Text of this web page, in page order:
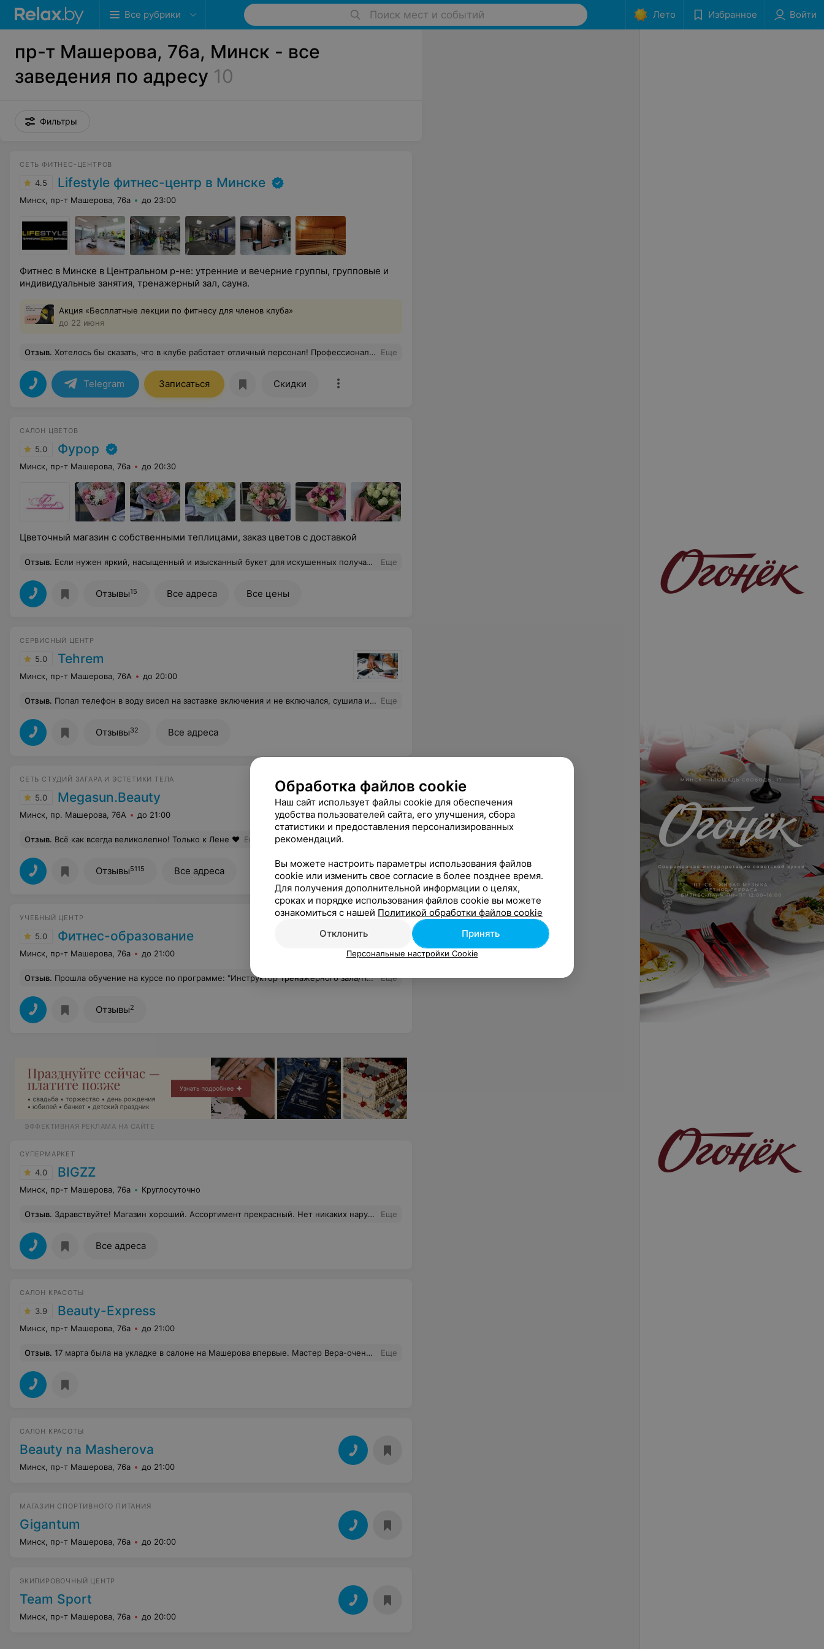
Все рубрики Поиск мест и событий Лето Избранное Войти
пр-т Машерова, 76а, Минск - все
заведения по адресу 10
Фильтры
СЕТЬ ФИТНЕС-ЦЕНТРОВ
4.5 Lifestyle фитнес-центр в Минске
Минск, пр-т Машерова, 76а до 23:00
Фитнес в Минске в Центральном р-не: утренние и вечерние группы, групповые и
индивидуальные занятия, тренажерный зал, сауна.
Акция «Бесплатные лекции по фитнесу для членов клуба»
до 22 июня
Отзыв. Хотелось бы сказать, что в клубе работает отличный персонал! Профессионализм тренеров ещё на себе не оценила, но ни капли не сомневаюсь в нём. На рецепции работают прекрасные девушки, отдельное огромное спасибо менеджеру Яне, которая все доступно объяснила, сопроводила меня в клубе, помогла подобрать наиболее подходящие услуги и подняла настроение! Очень приятно иметь дело с таким сервисом, так держать! Еще
Telegram Записаться Скидки
САЛОН ЦВЕТОВ
5.0 Фурор
Минск, пр-т Машерова, 76а до 20:30
Цветочный магазин с собственными теплицами, заказ цветов с доставкой
Отзыв. Если нужен яркий, насыщенный и изысканный букет для искушенных получателей, всегда обращаемся за помощью в «Фурор». Заказы принимаются даже в самые сжатые сроки. Всегда свежие цветы! Оригинальное оформление и индивидуальный подход. Еще
Отзывы15 Все адреса Все цены
СЕРВИСНЫЙ ЦЕНТР
5.0 Tehrem
Минск, пр-т Машерова, 76А до 20:00
Отзыв. Попал телефон в воду висел на заставке включения и не включался, сушила и все равно не включился, отдала телефон в эту мастерскую и через 2 часа отдали рабочий телефон))) И еще удивило дали телефон на подмену, даже телеграмм можно было поставить, спасибо!!) Еще
Отзывы32 Все адреса
СЕТЬ СТУДИЙ ЗАГАРА И ЭСТЕТИКИ ТЕЛА
5.0 Megasun.Beauty
Минск, пр. Машерова, 76А до 21:00
Отзыв. Всё как всегда великолепно! Только к Лене ❤️ Еще
Отзывы5115 Все адреса
УЧЕБНЫЙ ЦЕНТР
5.0 Фитнес-образование
Минск, пр-т Машерова, 76а до 21:00
Отзыв. Прошла обучение на курсе по программе: "Инструктор тренажерного зала/Персональный тренер". Очень хочется поделиться своими впечатлениями и эмоциями. Обучение длилось на протяжении 3 месяцев. Незабываемое время! Масса интересной, хорошо излагаемой информации, только благоприятная атмосфера. Преподаватели нашей группы, методисты Андрей Попов, Дмитрий Миронович, Кирилл Зеленский. Мастера своего дела. Профессионалы самого высокого уровня. Просто замечательные люди. Спасибо Вам, огромное, за все! Отдельную благодарность, моему замечательному тренеру, Дмитрию Мироновичу. Уникальный человек! Тренер, преданный своему делу. В течении всего этого времени я посещала персональные тренировки у Дмитрия Мироновича. Знания, которые он мне дал, сокровища. Спасибо огромное! Практические занятия у нас проходили в зале Lifestyle. Отличное оборудование, очень комфортная атмосфера. Ребята, работающие на reception, большие молодцы. Спасибо Вам! Еще
Отзывы2
ЭФФЕКТИВНАЯ РЕКЛАМА НА САЙТЕ
СУПЕРМАРКЕТ
4.0 BIGZZ
Минск, пр-т Машерова, 76а Круглосуточно
Отзыв. Здравствуйте! Магазин хороший. Ассортимент прекрасный. Нет никаких нарушений, все имеет презентабельный вид. Сотрудники работают приветливые особенное внимание группе охраны. Хотелось бы конечно чтобы руководители магазина и других работников так же научили хорошо работать и добросовестно выполнять свои обязанности. Прошу повести разъяснительную беседу с руководителем данного магазина. А в целом все устраивает. Еще
Все адреса
САЛОН КРАСОТЫ
3.9 Beauty-Express
Минск, пр-т Машерова, 76а до 21:00
Отзыв. 17 марта была на укладке в салоне на Машерова впервые. Мастер Вера-очень приятная девушка, специалист своего дела, сделала отличную укладку, волосы выглядели просто потрясно. Я была во многих салонах города, но такой результат впервые, вот что значит золотые руки. Рада, что нашла своего мастера. В салоне очень приятная атмосфера, теперь только к Вам. Еще
САЛОН КРАСОТЫ
Beauty na Masherova
Минск, пр-т Машерова, 76а до 21:00
МАГАЗИН СПОРТИВНОГО ПИТАНИЯ
Gigantum
Минск, пр-т Машерова, 76а до 20:00
ЭКИПИРОВОЧНЫЙ ЦЕНТР
Team Sport
Минск, пр-т Машерова, 76а до 20:00
Обработка файлов cookie
Наш сайт использует файлы cookie для обеспечения
удобства пользователей сайта, его улучшения, сбора
статистики и предоставления персонализированных
рекомендаций.
Вы можете настроить параметры использования файлов
cookie или изменить свое согласие в более позднее время.
Для получения дополнительной информации о целях,
сроках и порядке использования файлов cookie вы можете
ознакомиться с нашей Политикой обработки файлов cookie
Отклонить
Принять
Персональные настройки Cookie